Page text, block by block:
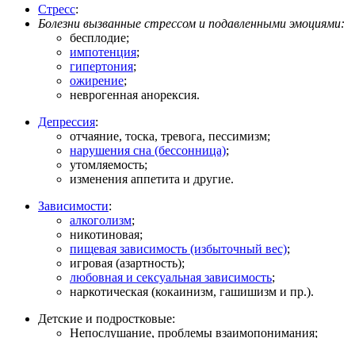
Стресс:
Болезни вызванные стрессом и подавленными эмоциями:
бесплодие;
импотенция;
гипертония;
ожирение;
неврогенная анорексия.
Депрессия:
отчаяние, тоска, тревога, пессимизм;
нарушения сна (бессонница);
утомляемость;
изменения аппетита и другие.
Зависимости:
алкоголизм;
никотиновая;
пищевая зависимость (избыточный вес);
игровая (азартность);
любовная и сексуальная зависимость;
наркотическая (кокаинизм, гашишизм и пр.).
Детские и подростковые:
Непослушание, проблемы взаимопонимания;